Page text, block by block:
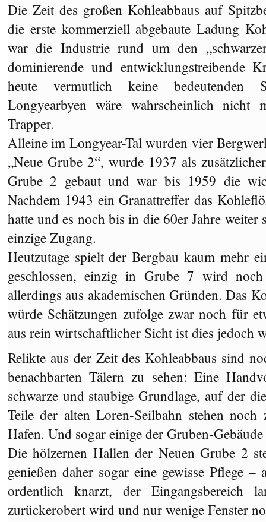
Die Zeit des großen Kohleabbaus auf
die erste kommerziell abgebaute Ladung
war die Industrie rund um den
dominierende und entwicklungstreibende
heute vermutlich keine bedeutenden
Longyearbyen wäre wahrscheinlich
Trapper.
Alleine im Longyear-Tal wurden vier
„Neue Grube 2“, wurde 1937 als
Grube 2 gebaut und war bis 1959 die
Nachdem 1943 ein Granattreffer das
hatte und es noch bis in die 60er Jahre weiter
einzige Zugang.
Heutzutage spielt der Bergbau kaum mehr
geschlossen, einzig in Grube 7 wird
allerdings aus akademischen Gründen. Das
würde Schätzungen zufolge zwar noch für
aus rein wirtschaftlicher Sicht ist dies jedoch
Relikte aus der Zeit des Kohleabbaus sind
benachbarten Tälern zu sehen: Eine
schwarze und staubige Grundlage, auf der
Teile der alten Loren-Seilbahn stehen
Hafen. Und sogar einige der Gruben-
Die hölzernen Hallen der Neuen Grube 2
genießen daher sogar eine gewisse Pflege
ordentlich knarzt, der Eingangsbereich
zurückerobert wird und nur wenige Fenster